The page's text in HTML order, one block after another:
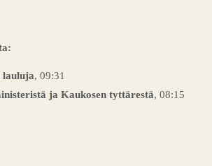
lauluja, 09:31
ja Kaukosen tyttärestä, 08:15